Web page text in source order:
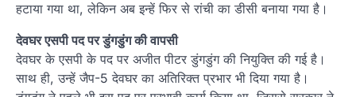
हटाया गया था, लेकिन अब इन्हें फिर से रांची का डीसी बनाया गया है।
देवघर एसपी पद पर डुंगडुंग की वापसी
देवघर के एसपी के पद पर अजीत पीटर डुंगडुंग की नियुक्ति की गई है।
साथ ही, उन्हें जैप-5 देवघर का अतिरिक्त प्रभार भी दिया गया है।